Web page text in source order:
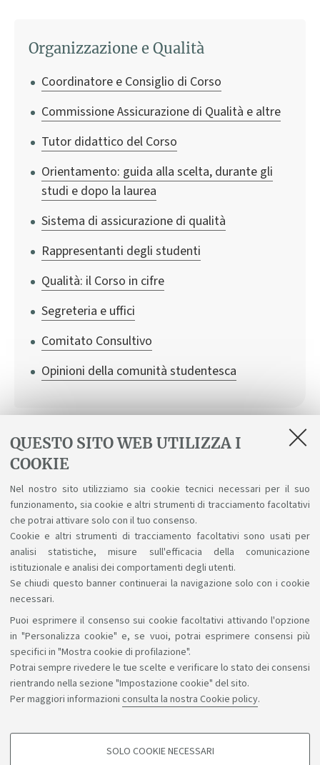
QUESTO SITO WEB UTILIZZA I
COOKIE
Nel nostro sito utilizziamo sia cookie tecnici necessari per il suo
funzionamento, sia cookie e altri strumenti di tracciamento facoltativi
che potrai attivare solo con il tuo consenso.
Cookie e altri strumenti di tracciamento facoltativi sono usati per
analisi statistiche, misure sull'efficacia della comunicazione
istituzionale e analisi dei comportamenti degli utenti.
Se chiudi questo banner continuerai la navigazione solo con i cookie
necessari.
Puoi esprimere il consenso sui cookie facoltativi attivando l'opzione
in "Personalizza cookie" e, se vuoi, potrai esprimere consensi più
specifici in "Mostra cookie di profilazione".
Potrai sempre rivedere le tue scelte e verificare lo stato dei consensi
rientrando nella sezione "Impostazione cookie" del sito.
Per maggiori informazioni consulta la nostra Cookie policy.
SOLO COOKIE NECESSARI
Organizzazione e Qualità
Coordinatore e Consiglio di Corso
Commissione Assicurazione di Qualità e altre
Tutor didattico del Corso
Orientamento: guida alla scelta, durante gli
studi e dopo la laurea
Sistema di assicurazione di qualità
Rappresentanti degli studenti
Qualità: il Corso in cifre
Segreteria e uffici
Comitato Consultivo
Opinioni della comunità studentesca
Regolamenti
Regolamento Studenti d'Ateneo
Regolamento didattico - a.a. 26/27
Sosteniamo il diritto alla conoscenza
Seguici su: